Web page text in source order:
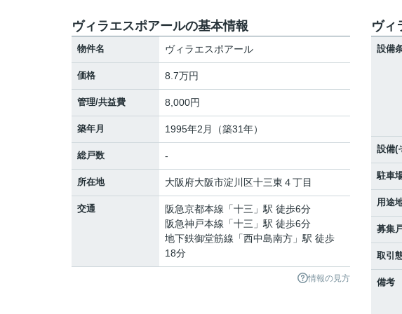
ヴィラエスポアールの基本情報
物件名 ヴィラエスポアール
価格 8.7万円
管理/共益費 8,000円
築年月 1995年2月（築31年）
総戸数 -
所在地 大阪府大阪市淀川区十三東 ４丁目
交通 阪急京都本線 「十三 」駅 徒歩6分
阪急神戸本線 「十三 」駅 徒歩6分
地下鉄御堂筋線 「西中島南方 」駅 徒歩
18分
情報の見方
ヴィ
設備
設備(
駐車
用途
募集
取引
備考